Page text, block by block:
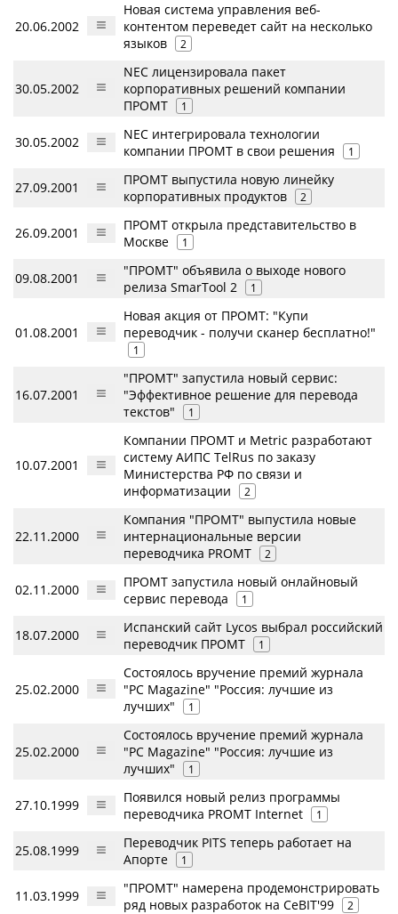
20.06.2002
Новая система управления веб-
контентом переведет сайт на несколько
языков
2
30.05.2002
NEC лицензировала пакет
корпоративных решений компании
ПРОМТ
1
30.05.2002
NEC интегрировала технологии
компании ПРОМТ в свои решения
1
27.09.2001
ПРОМТ выпустила новую линейку
корпоративных продуктов
2
26.09.2001
ПРОМТ открыла представительство в
Москве
1
09.08.2001
"ПРОМТ" объявила о выходе нового
релиза SmarTool 2
1
01.08.2001
Новая акция от ПРОМТ: "Купи
переводчик - получи сканер бесплатно!"
1
16.07.2001
"ПРОМТ" запустила новый сервис:
"Эффективное решение для перевода
текстов"
1
10.07.2001
Компании ПРОМТ и Metric разработают
систему АИПС TelRus по заказу
Министерства РФ по связи и
информатизации
2
22.11.2000
Компания "ПРОМТ" выпустила новые
интернациональные версии
переводчика PROMT
2
02.11.2000
ПРОМТ запустила новый онлайновый
сервис перевода
1
18.07.2000
Испанский сайт Lycos выбрал российский
переводчик ПРОМТ
1
25.02.2000
Состоялось вручение премий журнала
"PC Magazine" "Россия: лучшие из
лучших"
1
25.02.2000
Состоялось вручение премий журнала
"PC Magazine" "Россия: лучшие из
лучших"
1
27.10.1999
Появился новый релиз программы
переводчика PROMT Internet
1
25.08.1999
Переводчик PITS теперь работает на
Апорте
1
11.03.1999
"ПРОМТ" намерена продемонстрировать
ряд новых разработок на CeBIT'99
2